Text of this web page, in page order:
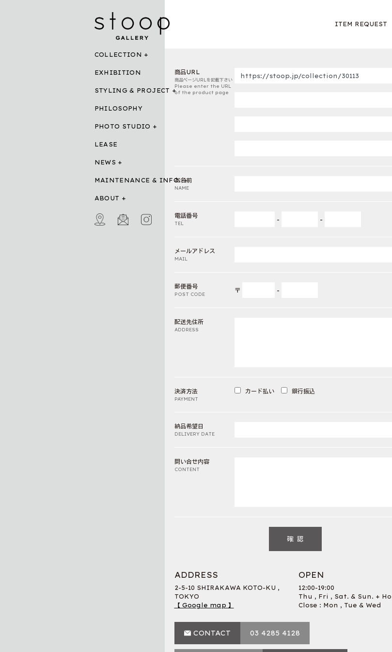
COLLECTION
EXHIBITION
STYLING & PROJECT
PHILOSOPHY
PHOTO STUDIO
LEASE
NEWS
MAINTENANCE & INFO.
ABOUT
ITEM REQUEST
商品URL
商品ページURLを記載下さい
Please enter the URL
of the product page
お名前
NAME
電話番号
TEL
- -
メールアドレス
MAIL
郵便番号
POST CODE
〒 -
配送先住所
ADDRESS
決済方法
PAYMENT
カード払い 銀行振込
納品希望日
DELIVERY DATE
問い合せ内容
CONTENT
ADDRESS
2-5-10 SHIRAKAWA KOTO-KU ,
TOKYO
【 Google map 】
OPEN
12:00-19:00
Thu , Fri , Sat. & Sun. +
Close : Mon , Tue & Wed
CONTACT 03 4285 4128